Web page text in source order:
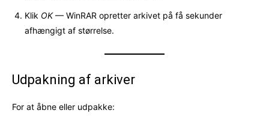
Klik OK— WinRAR opretter arkivet på få sekunder
afhængigt af størrelse.
Udpakning af arkiver
For at åbne eller udpakke: